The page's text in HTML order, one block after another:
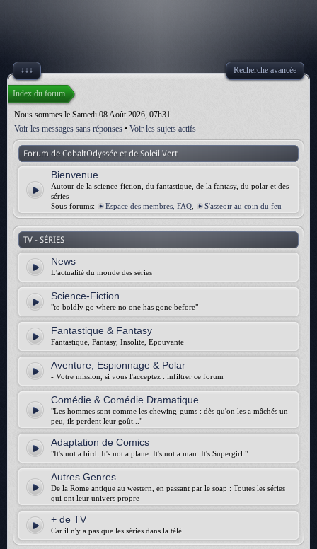
↓↓↓ Recherche avancée
Index du forum
Nous sommes le Samedi 08 Août 2026, 07h31
Voir les messages sans réponses • Voir les sujets actifs
Forum de CobaltOdyssée et de Soleil Vert
Bienvenue
Autour de la science-fiction, du fantastique, de la fantasy, du polar et des
séries
Sous-forums:
Espace des membres, FAQ S'asseoir au coin du feu
TV - SÉRIES
News
L'actualité du monde des séries
Science-Fiction
"to boldly go where no one has gone before"
Fantastique & Fantasy
Fantastique, Fantasy, Insolite, Epouvante
Aventure, Espionnage & Polar
- Votre mission, si vous l'acceptez : infiltrer ce forum
Comédie & Comédie Dramatique
"Les hommes sont comme les chewing-gums : dès qu'on les a mâchés un
peu, ils perdent leur goût..."
Adaptation de Comics
"It's not a bird. It's not a plane. It's not a man. It's Supergirl."
Autres Genres
De la Rome antique au western, en passant par le soap : Toutes les séries
qui ont leur univers propre
+ de TV
Car il n'y a pas que les séries dans la télé